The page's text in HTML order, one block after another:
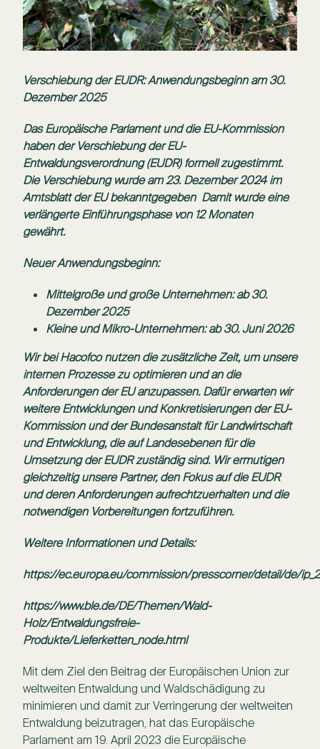
Verschiebung der EUDR: Anwendungsbeginn am 30.
Dezember 2025
Das Europäische Parlament und die EU-Kommission
haben der Verschiebung der EU-
Entwaldungsverordnung (EUDR) formell zugestimmt.
Die Verschiebung wurde am 23. Dezember 2024 im
Amtsblatt der EU bekanntgegeben Damit wurde eine
verlängerte Einführungsphase von 12 Monaten
gewährt.
Neuer Anwendungsbeginn:
Mittelgroße und große Unternehmen: ab 30.
Dezember 2025
Kleine und Mikro-Unternehmen: ab 30. Juni 2026
Wir bei Hacofco nutzen die zusätzliche Zeit, um unsere
internen Prozesse zu optimieren und an die
Anforderungen der EU anzupassen. Dafür erwarten wir
weitere Entwicklungen und Konkretisierungen der EU-
Kommission und der Bundesanstalt für Landwirtschaft
und Entwicklung, die auf Landesebenen für die
Umsetzung der EUDR zuständig sind. Wir ermutigen
gleichzeitig unsere Partner, den Fokus auf die EUDR
und deren Anforderungen aufrechtzuerhalten und die
notwendigen Vorbereitungen fortzuführen.
Weitere Informationen und Details:
https://ec.europa.eu/commission/presscorner/detail/de/
https://www.ble.de/DE/Themen/Wald-
Holz/Entwaldungsfreie-
Produkte/Lieferketten_node.html
Mit dem Ziel den Beitrag der Europäischen Union zur
weltweiten Entwaldung und Waldschädigung zu
minimieren und damit zur Verringerung der weltweiten
Entwaldung beizutragen, hat das Europäische
Parlament am 19. April 2023 die Europäische